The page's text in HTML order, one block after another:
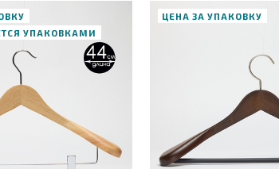
УПАКОВКАМИ
КЛИК
ЦЕНА ЗА УПАКОВКУ
ЗАКАЗ В ОДИН
коричневый
Размер